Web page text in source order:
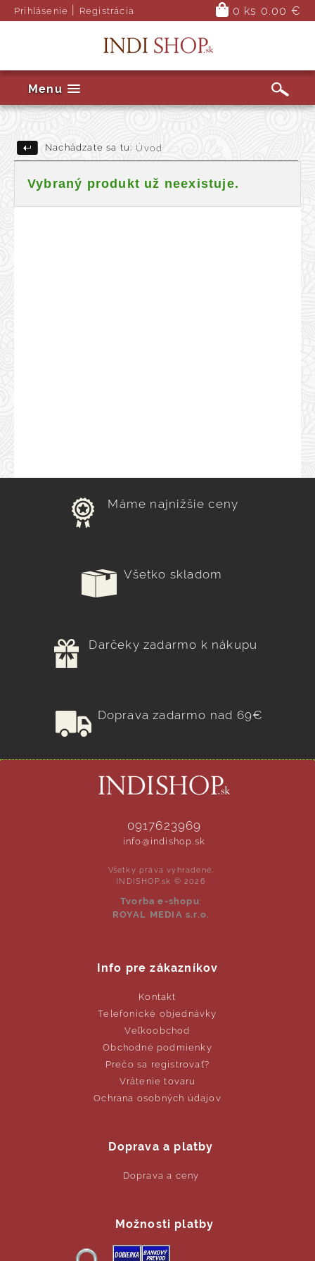
Prihlásenie Registrácia 0 ks 0.00 €
Menu
Nachádzate sa tu: Úvod
Vybraný produkt už neexistuje.
Máme najnižšie ceny
Všetko skladom
Darčeky zadarmo k nákupu
Doprava zadarmo nad 69€
0917623969
info@indishop.sk
Všetky práva vyhradené.
INDISHOP.sk © 2026
Tvorba e-shopu:
ROYAL MEDIA s.r.o.
Info pre zákazníkov
Kontakt
Telefonické objednávky
Veľkoobchod
Obchodné podmienky
Prečo sa registrovať?
Vrátenie tovaru
Ochrana osobných údajov
Doprava a platby
Doprava a ceny
Možnosti platby